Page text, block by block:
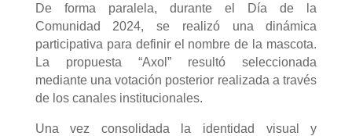
De forma paralela, durante el Día de la
Comunidad 2024, se realizó una dinámica
participativa para definir el nombre de la mascota.
La propuesta “Axol” resultó seleccionada
mediante una votación posterior realizada a través
de los canales institucionales.
Una vez consolidada la identidad visual y